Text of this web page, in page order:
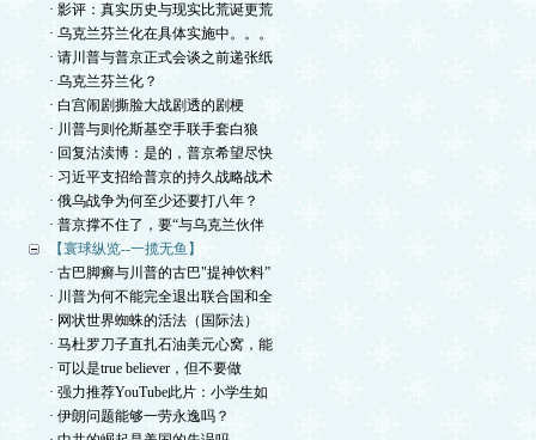
· 影评：真实历史与现实比荒诞更荒
· 乌克兰芬兰化在具体实施中。。。
· 请川普与普京正式会谈之前递张纸
· 乌克兰芬兰化？
· 白宫闹剧撕脸大战剧透的剧梗
· 川普与则伦斯基空手联手套白狼
· 回复沽渎博：是的，普京希望尽快
· 习近平支招给普京的持久战略战术
· 俄乌战争为何至少还要打八年？
· 普京撑不住了，要“与乌克兰伙伴
【寰球纵览--一揽无鱼】
· 古巴脚癣与川普的古巴"提神饮料”
· 川普为何不能完全退出联合国和全
· 网状世界蜘蛛的活法（国际法）
· 马杜罗刀子直扎石油美元心窝，能
· 可以是true believer，但不要做
· 强力推荐YouTube此片：小学生如
· 伊朗问题能够一劳永逸吗？